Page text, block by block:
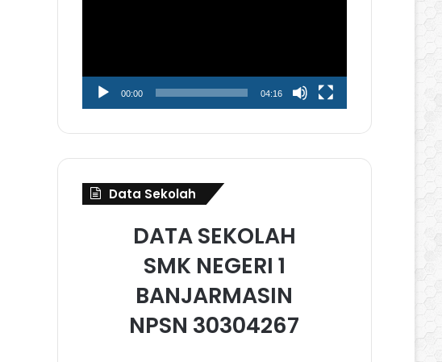
00:00 04:16
Data Sekolah
DATA SEKOLAH
SMK NEGERI 1
BANJARMASIN
NPSN 30304267